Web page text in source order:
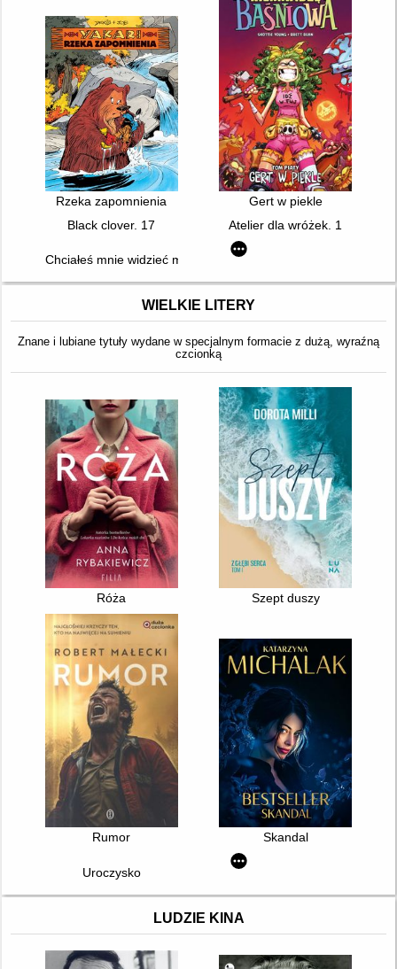
Rzeka zapomnienia
Gert w piekle
Black clover. 17
Atelier dla wróżek. 1
Chciałeś mnie widzieć martwym?
WIELKIE LITERY
Znane i lubiane tytuły wydane w specjalnym formacie z dużą, wyraźną
czcionką
Róża Szept duszy
Rumor Skandal
Uroczysko
LUDZIE KINA